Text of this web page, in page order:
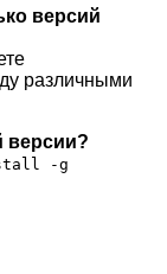
версий
различными
версии?
-g